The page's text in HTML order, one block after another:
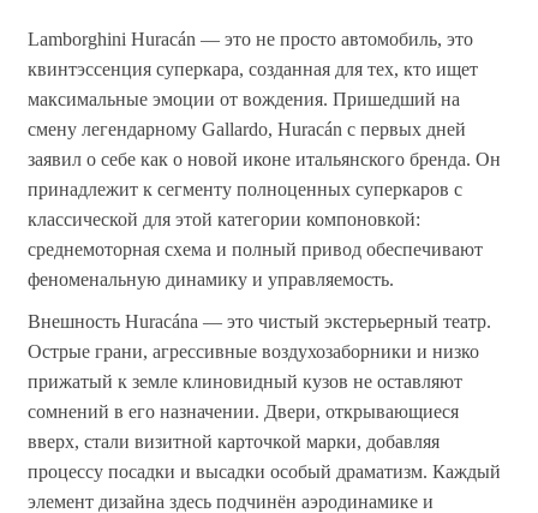
Lamborghini Huracán — это не просто автомобиль, это
квинтэссенция суперкара, созданная для тех, кто ищет
максимальные эмоции от вождения. Пришедший на
смену легендарному Gallardo, Huracán с первых дней
заявил о себе как о новой иконе итальянского бренда. Он
принадлежит к сегменту полноценных суперкаров с
классической для этой категории компоновкой:
среднемоторная схема и полный привод обеспечивают
феноменальную динамику и управляемость.
Внешность Huracána — это чистый экстерьерный театр.
Острые грани, агрессивные воздухозаборники и низко
прижатый к земле клиновидный кузов не оставляют
сомнений в его назначении. Двери, открывающиеся
вверх, стали визитной карточкой марки, добавляя
процессу посадки и высадки особый драматизм. Каждый
элемент дизайна здесь подчинён аэродинамике и